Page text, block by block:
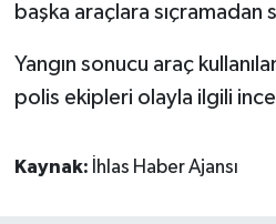
başka araçlara sıçramadan
Yangın sonucu araç
polis ekipleri olayla ilgili
Kaynak: İhlas Haber Ajansı